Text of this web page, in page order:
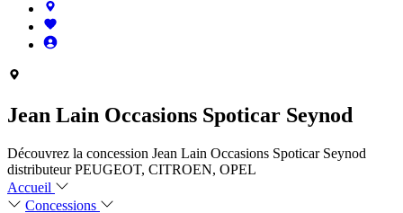
Jean Lain Occasions Spoticar Seynod
Découvrez la concession Jean Lain Occasions Spoticar Seynod
distributeur PEUGEOT, CITROEN, OPEL
Accueil
Concessions